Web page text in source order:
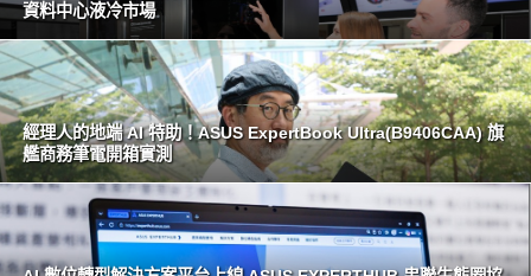
資料中心液冷市場
經理人的地端 AI 特助！ASUS ExpertBook Ultra(B9406CAA) 旗
艦商務筆電開箱實測